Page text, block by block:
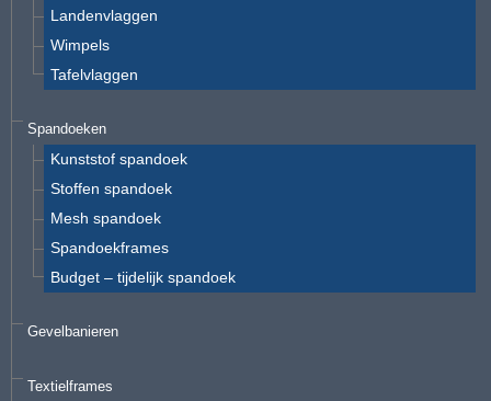
Landenvlaggen
Wimpels
Tafelvlaggen
Spandoeken
Kunststof spandoek
Stoffen spandoek
Mesh spandoek
Spandoekframes
Budget – tijdelijk spandoek
Gevelbanieren
Textielframes